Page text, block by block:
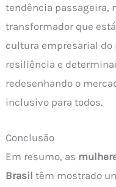
tendência passageira,
transformador que
cultura empresarial do
resiliência e
redesenhando o
inclusivo para todos.
Conclusão
Em resumo, as
Brasil têm mostrado